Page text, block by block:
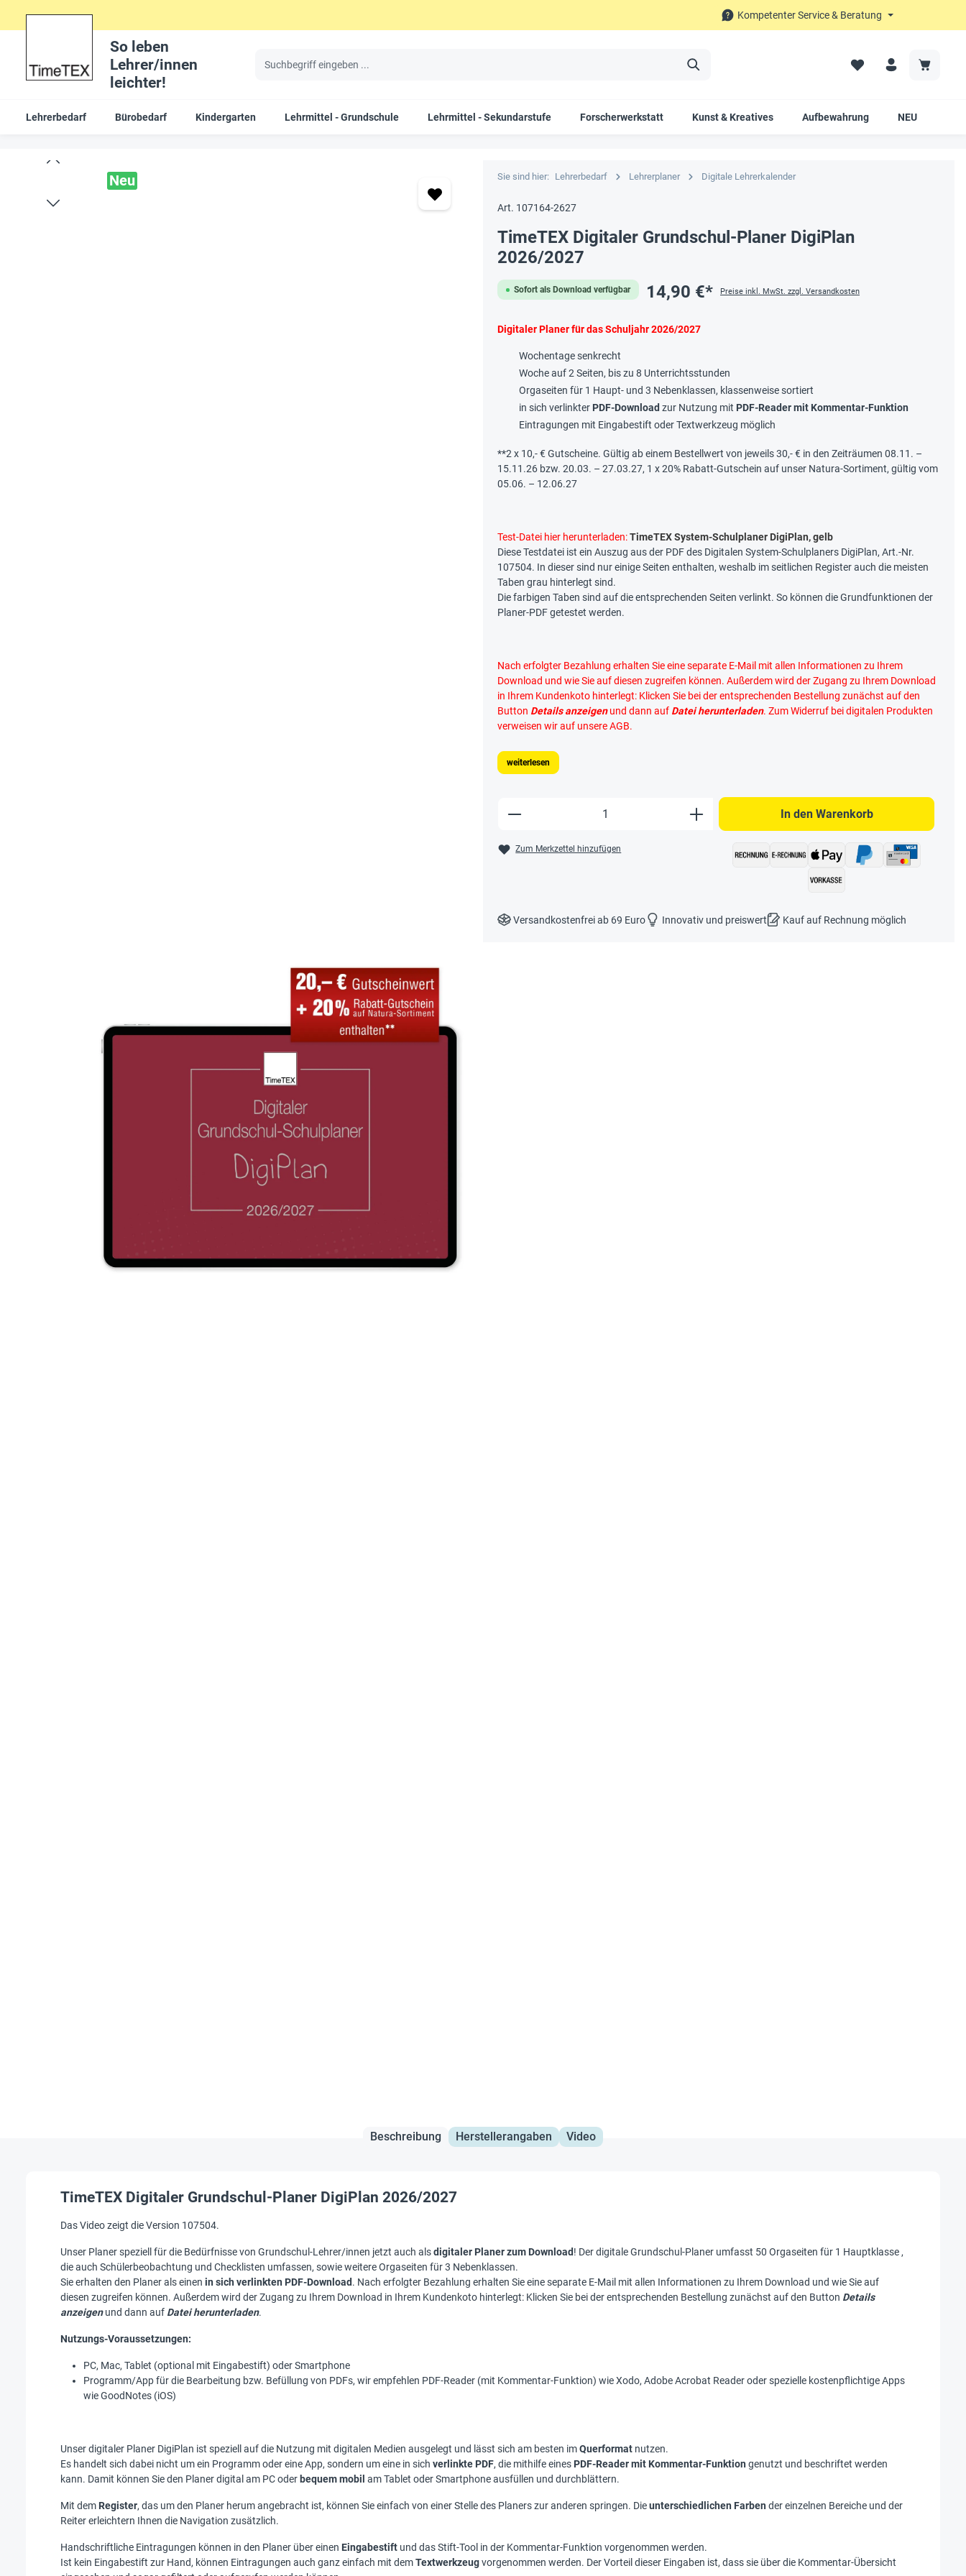
Kompetenter Service & Beratung
So leben
Lehrer/innen
leichter!
Lehrerbedarf Bürobedarf Kindergarten Lehrmittel - Grundschule Lehrmittel - Sekundarstufe Forscherwerkstatt Kunst & Kreatives Aufbewahrung NEU
Neu Sie sind hier: Lehrerbedarf Lehrerplaner Digitale Lehrerkalender
Art. 107164-2627
TimeTEX Digitaler Grundschul-Planer DigiPlan
2026/2027
Sofort als Download verfügbar 14,90 €* Preise inkl. MwSt. zzgl. Versandkosten
Digitaler Planer für das Schuljahr 2026/2027
Wochentage senkrecht
Woche auf 2 Seiten, bis zu 8 Unterrichtsstunden
Orgaseiten für 1 Haupt- und 3 Nebenklassen, klassenweise sortiert
in sich verlinkter PDF-Download zur Nutzung mit PDF-Reader mit Kommentar-Funktion
Eintragungen mit Eingabestift oder Textwerkzeug möglich
**2 x 10,- € Gutscheine. Gültig ab einem Bestellwert von jeweils 30,- € in den Zeiträumen 08.11. –
15.11.26 bzw. 20.03. – 27.03.27, 1 x 20% Rabatt-Gutschein auf unser Natura-Sortiment, gültig vom
05.06. – 12.06.27
Test-Datei hier herunterladen:TimeTEX System-Schulplaner DigiPlan, gelb
Diese Testdatei ist ein Auszug aus der PDF des Digitalen System-Schulplaners DigiPlan, Art.-Nr.
107504. In dieser sind nur einige Seiten enthalten, weshalb im seitlichen Register auch die meisten
Taben grau hinterlegt sind.
Die farbigen Taben sind auf die entsprechenden Seiten verlinkt. So können die Grundfunktionen der
Planer-PDF getestet werden.
Nach erfolgter Bezahlung erhalten Sie eine separate E-Mail mit allen Informationen zu Ihrem
Download und wie Sie auf diesen zugreifen können. Außerdem wird der Zugang zu Ihrem Download
in Ihrem Kundenkoto hinterlegt: Klicken Sie bei der entsprechenden Bestellung zunächst auf den
Button Details anzeigenund dann auf Datei herunterladen. Zum Widerruf bei digitalen Produkten
verweisen wir auf unsere AGB.
weiterlesen
Produkt Anzahl: Gib den gewünschten Wert ein oder
Zum Merkzettel hinzufügen
In den Warenkorb
Versandkostenfrei ab 69 Euro Innovativ und preiswert Kauf auf Rechnung möglich
Beschreibung Herstellerangaben Video
TimeTEX Digitaler Grundschul-Planer DigiPlan 2026/2027
Das Video zeigt die Version 107504.
Unser Planer speziell für die Bedürfnisse von Grundschul-Lehrer/innen jetzt auch alsdigitaler Planer zum Download! Der digitale Grundschul-Planer umfasst 50 Orgaseiten für 1 Hauptklasse ,
die auch Schülerbeobachtung und Checklisten umfassen, sowie weitere Orgaseiten für 3 Nebenklassen.
Sie erhalten den Planer als einen in sich verlinkten PDF-Download. Nach erfolgter Bezahlung erhalten Sie eine separate E-Mail mit allen Informationen zu Ihrem Download und wie Sie auf
diesen zugreifen können. Außerdem wird der Zugang zu Ihrem Download in Ihrem Kundenkoto hinterlegt: Klicken Sie bei der entsprechenden Bestellung zunächst auf den Button Details
anzeigenund dann auf Datei herunterladen.
Nutzungs-Voraussetzungen:
PC, Mac, Tablet (optional mit Eingabestift) oder Smartphone
Programm/App für die Bearbeitung bzw. Befüllung von PDFs, wir empfehlen PDF-Reader (mit Kommentar-Funktion) wie Xodo, Adobe Acrobat Reader oder spezielle kostenpflichtige Apps
wie GoodNotes (iOS)
Unser digitaler Planer DigiPlan ist speziell auf die Nutzung mit digitalen Medien ausgelegt und lässt sich am besten imQuerformat nutzen.
Es handelt sich dabei nicht um ein Programm oder eine App, sondern um eine in sich verlinkte PDF, die mithilfe eines PDF-Reader mit Kommentar-Funktion genutzt und beschriftet werden
kann. Damit können Sie den Planer digital am PC oder bequem mobil am Tablet oder Smartphone ausfüllen und durchblättern.
Mit dem Register, das um den Planer herum angebracht ist, können Sie einfach von einer Stelle des Planers zur anderen springen. Dieunterschiedlichen Farben der einzelnen Bereiche und der
Reiter erleichtern Ihnen die Navigation zusätzlich.
Handschriftliche Eintragungen können in den Planer über einen Eingabestift und das Stift-Tool in der Kommentar-Funktion vorgenommen werden.
Ist kein Eingabestift zur Hand, können Eintragungen auch ganz einfach mit demTextwerkzeugvorgenommen werden. Der Vorteil dieser Eingaben ist, dass sie über die Kommentar-Übersicht